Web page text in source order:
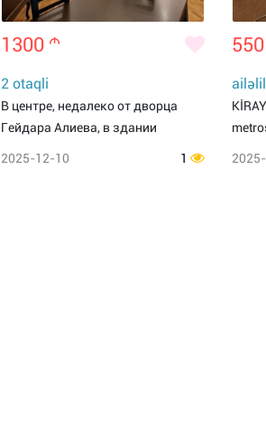
1300 m
2 otaqli
В центре, недалеко от дворца
Гейдара Алиева, в здании
2025-12-10 1
550